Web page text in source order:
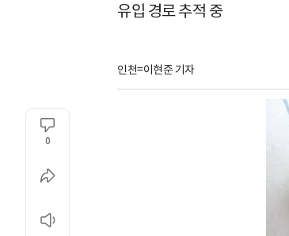
유입 경로 추적 중
인천=이현준 기자
0